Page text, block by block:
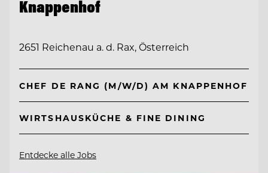
Knappenhof
2651 Reichenau a. d. Rax, Österreich
CHEF DE RANG (M/W/D) AM KNAPPENHOF
WIRTSHAUSKÜCHE & FINE DINING
Entdecke alle Jobs